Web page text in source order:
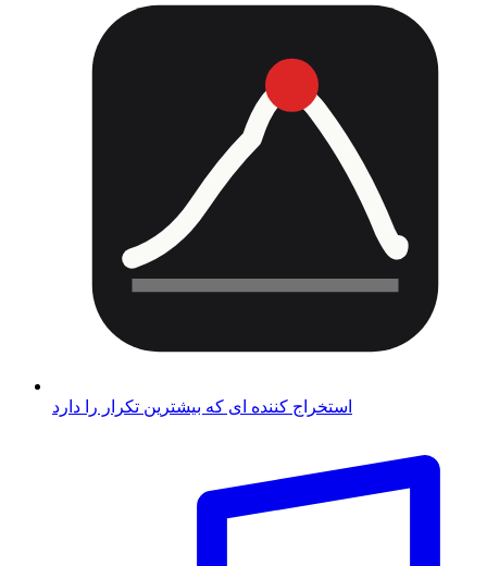
استخراج کننده ای که بیشترین تکرار را دارد